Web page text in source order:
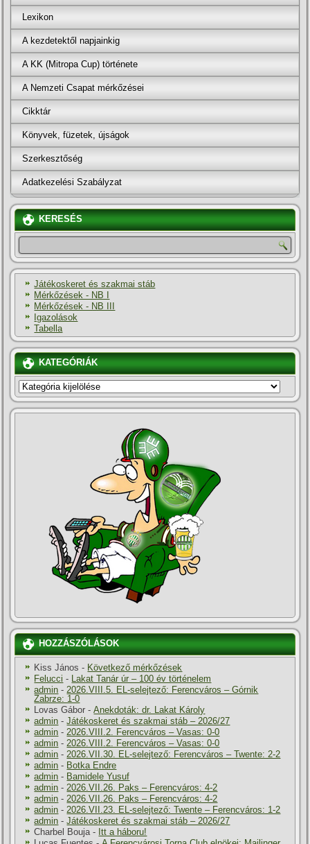
Lexikon
A kezdetektől napjainkig
A KK (Mitropa Cup) története
A Nemzeti Csapat mérkőzései
Cikktár
Könyvek, füzetek, újságok
Szerkesztőség
Adatkezelési Szabályzat
KERESÉS
Játékoskeret és szakmai stáb
Mérkőzések - NB I
Mérkőzések - NB III
Igazolások
Tabella
KATEGÓRIÁK
KATEGÓRIÁK
HOZZÁSZÓLÁSOK
Kiss János - Következő mérkőzések
Felucci - Lakat Tanár úr – 100 év történelem
admin -2026.VIII.5. EL-selejtező: Ferencváros – Górnik
Zabrze: 1-0
Lovas Gábor -Anekdoták: dr. Lakat Károly
admin -Játékoskeret és szakmai stáb – 2026/27
admin -2026.VIII.2. Ferencváros – Vasas: 0-0
admin -2026.VIII.2. Ferencváros – Vasas: 0-0
admin -2026.VII.30. EL-selejtező: Ferencváros – Twente: 2-2
admin - Botka Endre
admin - Bamidele Yusuf
admin -2026.VII.26. Paks – Ferencváros: 4-2
admin -2026.VII.26. Paks – Ferencváros: 4-2
admin -2026.VII.23. EL-selejtező: Twente – Ferencváros: 1-2
admin -Játékoskeret és szakmai stáb – 2026/27
Charbel Bouja- Itt a háboru!